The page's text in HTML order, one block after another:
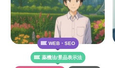
WEB・SEO
薬機法/景品表示法